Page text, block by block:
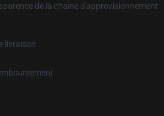
de la chaîne d'approvisionnement
livraison